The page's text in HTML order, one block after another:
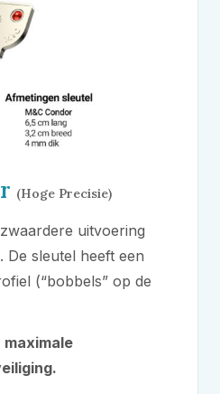
(Hoge Precisie)
uitvoering
De sleutel heeft een
(“bobbels” op de